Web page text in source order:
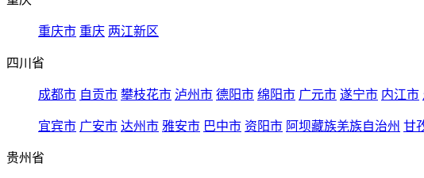
重庆市 重庆 两江新区
四川省
成都市 自贡市 攀枝花市 泸州市 德阳市 绵阳市 广元市 遂宁市 内江市
宜宾市 广安市 达州市 雅安市 巴中市 资阳市 阿坝藏族羌族自治州 甘
贵州省